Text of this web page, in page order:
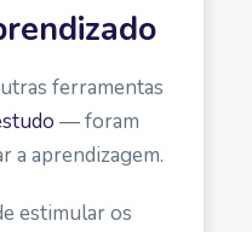
ferramentas
— foram
a aprendizagem.
estimular os